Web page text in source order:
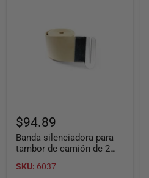
Ammco
5290
$94.89
Banda silenciadora para
tambor de camión de 2
6') Ammco 5290
SKU: 6037